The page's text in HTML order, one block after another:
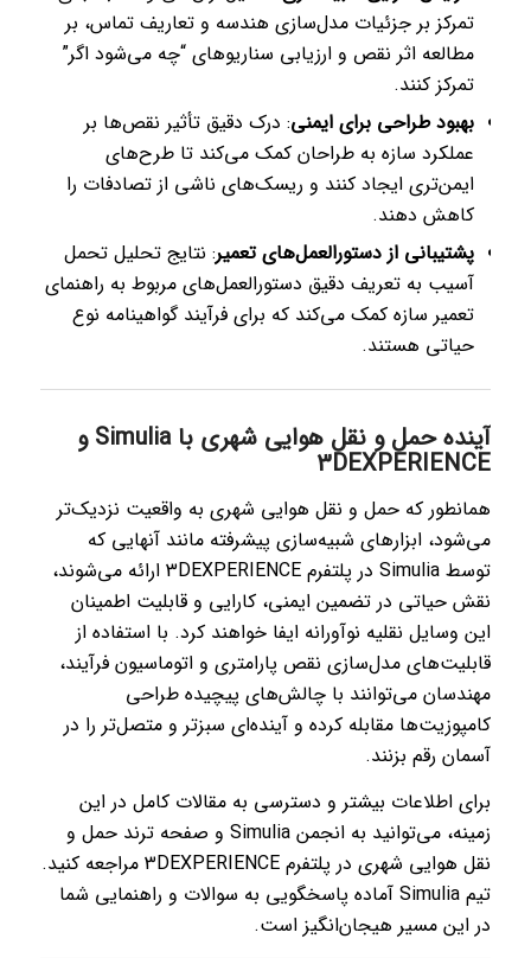
تمرکز بر جزئیات مدل‌سازی هندسه و تعاریف تماس، بر
مطالعه اثر نقص و ارزیابی سناریوهای “چه می‌شود اگر”
تمرکز کنند.
بهبود طراحی برای ایمنی: درک دقیق تأثیر نقص‌ها بر
عملکرد سازه به طراحان کمک می‌کند تا طرح‌های
ایمن‌تری ایجاد کنند و ریسک‌های ناشی از تصادفات را
کاهش دهند.
پشتیبانی از دستورالعمل‌های تعمیر: نتایج تحلیل تحمل
آسیب به تعریف دقیق دستورالعمل‌های مربوط به راهنمای
تعمیر سازه کمک می‌کند که برای فرآیند گواهینامه نوع
حیاتی هستند.
آینده حمل و نقل هوایی شهری با Simulia و
3DEXPERIENCE
همانطور که حمل و نقل هوایی شهری به واقعیت نزدیک‌تر
می‌شود، ابزارهای شبیه‌سازی پیشرفته مانند آنهایی که
توسط Simulia در پلتفرم 3DEXPERIENCE ارائه می‌شوند،
نقش حیاتی در تضمین ایمنی، کارایی و قابلیت اطمینان
این وسایل نقلیه نوآورانه ایفا خواهند کرد. با استفاده از
قابلیت‌های مدل‌سازی نقص پارامتری و اتوماسیون فرآیند،
مهندسان می‌توانند با چالش‌های پیچیده طراحی
کامپوزیت‌ها مقابله کرده و آینده‌ای سبزتر و متصل‌تر را در
آسمان رقم بزنند.
برای اطلاعات بیشتر و دسترسی به مقالات کامل در این
زمینه، می‌توانید به انجمن Simulia و صفحه ترند حمل و
نقل هوایی شهری در پلتفرم 3DEXPERIENCE مراجعه کنید.
تیم Simulia آماده پاسخگویی به سوالات و راهنمایی شما
در این مسیر هیجان‌انگیز است.